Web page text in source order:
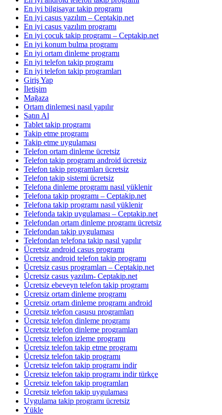
En iyi bilgisayar takip programı
En iyi casus yazılım – Ceptakip.net
En iyi casus yazılım programı
En iyi çocuk takip programı – Ceptakip.net
En iyi konum bulma programı
En iyi ortam dinleme programı
En iyi telefon takip programı
En iyi telefon takip programları
Giriş Yap
İletişim
Mağaza
Ortam dinlemesi nasıl yapılır
Satın Al
Tablet takip programı
Takip etme programı
Takip etme uygulaması
Telefon ortam dinleme ücretsiz
Telefon takip programı android ücretsiz
Telefon takip programları ücretsiz
Telefon takip sistemi ücretsiz
Telefona dinleme programı nasıl yüklenir
Telefona takip programı – Ceptakip.net
Telefona takip programı nasıl yüklenir
Telefonda takip uygulaması – Ceptakip.net
Telefondan ortam dinleme programı ücretsiz
Telefondan takip uygulaması
Telefondan telefona takip nasıl yapılır
Ücretsiz android casus programı
Ücretsiz android telefon takip programı
Ücretsiz casus programları – Ceptakip.net
Ücretsiz casus yazılım- Ceptakip.net
Ücretsiz ebeveyn telefon takip programı
Ücretsiz ortam dinleme programı
Ücretsiz ortam dinleme programı android
Ücretsiz telefon casusu programları
Ücretsiz telefon dinleme programı
Ücretsiz telefon dinleme programları
Ücretsiz telefon izleme programı
Ücretsiz telefon takip etme programı
Ücretsiz telefon takip programı
Ücretsiz telefon takip programı indir
Ücretsiz telefon takip programı indir türkçe
Ücretsiz telefon takip programları
Ücretsiz telefon takip uygulaması
Uygulama takip programı ücretsiz
Yükle